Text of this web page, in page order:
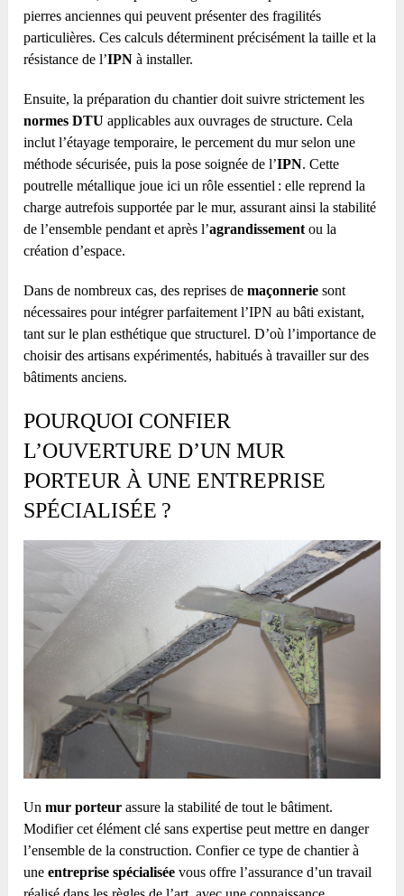
pierres anciennes qui peuvent présenter des fragilités
particulières. Ces calculs déterminent précisément la taille et la
résistance de l’IPN à installer.
Ensuite, la préparation du chantier doit suivre strictement les
normes DTU applicables aux ouvrages de structure. Cela
inclut l’étayage temporaire, le percement du mur selon une
méthode sécurisée, puis la pose soignée de l’IPN. Cette
poutrelle métallique joue ici un rôle essentiel : elle reprend la
charge autrefois supportée par le mur, assurant ainsi la stabilité
de l’ensemble pendant et après l’agrandissement ou la
création d’espace.
Dans de nombreux cas, des reprises demaçonnerie sont
nécessaires pour intégrer parfaitement l’IPN au bâti existant,
tant sur le plan esthétique que structurel. D’où l’importance de
choisir des artisans expérimentés, habitués à travailler sur des
bâtiments anciens.
POURQUOI CONFIER
L’OUVERTURE D’UN MUR
PORTEUR À UNE ENTREPRISE
SPÉCIALISÉE ?
Unmur porteur assure la stabilité de tout le bâtiment.
Modifier cet élément clé sans expertise peut mettre en danger
l’ensemble de la construction. Confier ce type de chantier à
uneentreprise spécialisée vous offre l’assurance d’un travail